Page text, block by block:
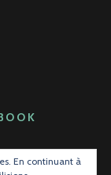
En continuant à